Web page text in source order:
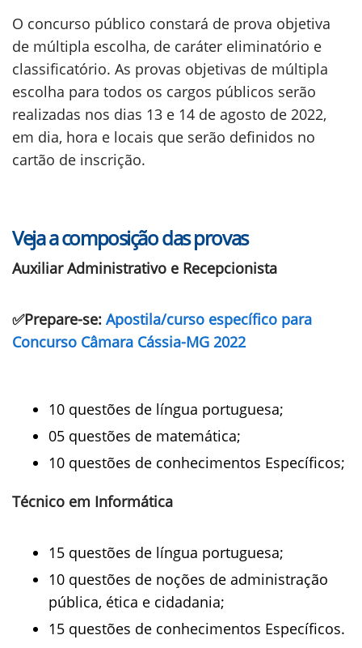
O concurso público constará de prova objetiva
de múltipla escolha, de caráter eliminatório e
classificatório. As provas objetivas de múltipla
escolha para todos os cargos públicos serão
realizadas nos dias 13 e 14 de agosto de 2022,
em dia, hora e locais que serão definidos no
cartão de inscrição.
Veja a composição das provas
Auxiliar Administrativo e Recepcionista
✅Prepare-se: Apostila/curso específico para
Concurso Câmara Cássia-MG 2022
10 questões de língua portuguesa;
05 questões de matemática;
10 questões de conhecimentos Específicos;
Técnico em Informática
15 questões de língua portuguesa;
10 questões de noções de administração
pública, ética e cidadania;
15 questões de conhecimentos Específicos.